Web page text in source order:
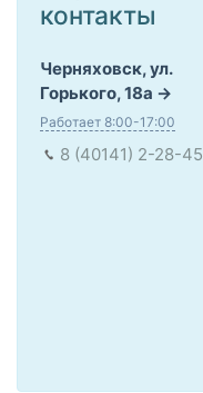
контакты
Черняховск, ул.
Горького, 18а
Работает 8:00-17:00
8 (40141) 2-28-45